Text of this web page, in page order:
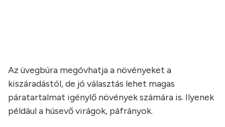
Az üvegbúra megóvhatja a növényeket a
kiszáradástól, de jó választás lehet magas
páratartalmat igénylő növények számára is. Ilyenek
például a húsevő virágok, páfrányok.